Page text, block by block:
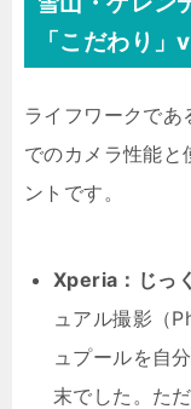
「こだわり」
ライフワークであ
でのカメラ性能と
ントです。
Xperia：じっ
ュアル撮影（
ュプールを自
末でした。た